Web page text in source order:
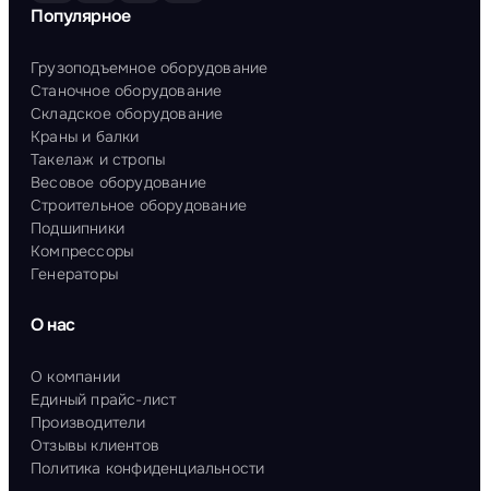
Популярное
Грузоподъемное оборудование
Станочное оборудование
Складское оборудование
Краны и балки
Такелаж и стропы
Весовое оборудование
Строительное оборудование
Подшипники
Компрессоры
Генераторы
О нас
О компании
Единый прайс-лист
Производители
Отзывы клиентов
Политика конфиденциальности